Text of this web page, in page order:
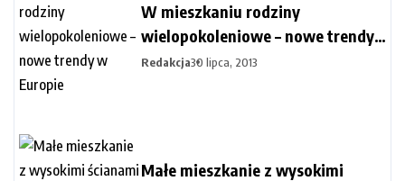
W mieszkaniu rodziny
wielopokoleniowe – nowe trendy
w Europie
Redakcja30 lipca, 2013
Małe mieszkanie z wysokimi